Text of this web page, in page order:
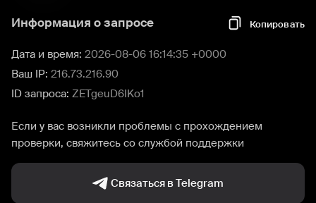
Информация о запросе Копировать
Дата и время: 2026-08-06 16:14:35 +0000
Ваш IP: 216.73.216.90
ID запроса: ZETgeuD6IKo1
Если у вас возникли проблемы с прохождением
проверки, свяжитесь со службой поддержки
Связаться в Telegram